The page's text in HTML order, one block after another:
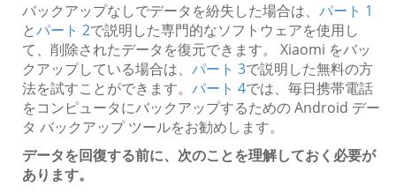
バックアップなしでデータを紛失した場合は、 パート 1
とパート 2で説明した専門的なソフトウェアを使用し
て、削除されたデータを復元できます。 Xiaomi をバッ
クアップしている場合は、 パート 3で説明した無料の方
法を試すことができます。 パート 4では、毎日携帯電話
をコンピュータにバックアップするための Android デー
タ バックアップ ツールをお勧めします。
データを回復する前に、次のことを理解しておく必要が
あります。